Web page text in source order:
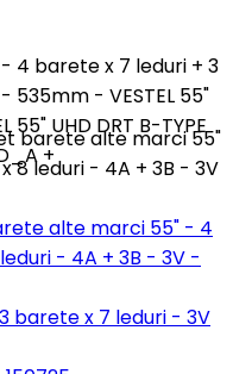
4 barete x 7 leduri + 3
535mm - VESTEL 55"
55" UHD DRT B-TYPE
+
barete alte marci 55"
8 leduri - 4A + 3B - 3V
alte marci 55" - 4
- 4A + 3B - 3V -